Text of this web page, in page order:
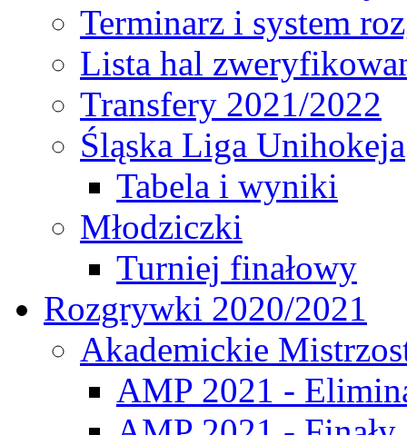
Terminarz i system
Lista hal
Transfery 2021/2022
Śląska Liga Unihokeja
Tabela i wyniki
Młodziczki
Turniej finałowy
Rozgrywki 2020/2021
Akademickie
AMP 2021 -